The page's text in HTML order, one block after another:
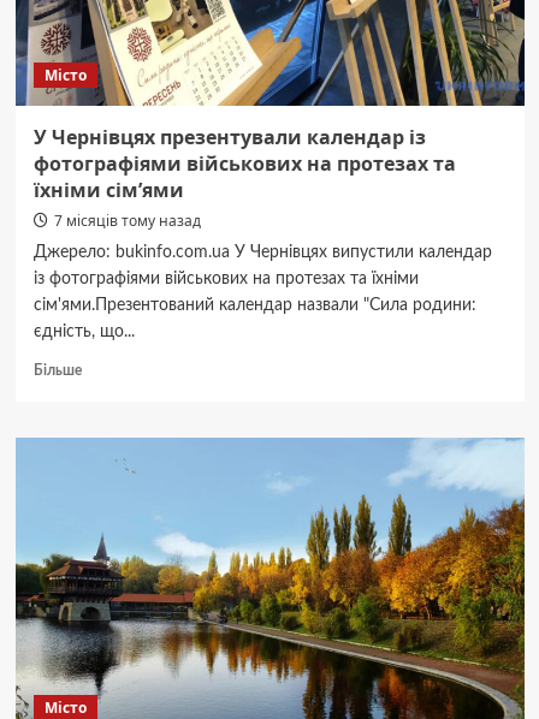
Місто
У Чернівцях презентували календар із
фотографіями військових на протезах та
їхніми сім’ями
7 місяців тому назад
Джерело: bukinfo.com.ua У Чернівцях випустили календар
із фотографіями військових на протезах та їхніми
сім'ями.Презентований календар назвали "Сила родини:
єдність, що...
БільшеДокладніше
Чернівцях
презентували
військових
на
протезах
та
їхніми
сім’ями
Місто